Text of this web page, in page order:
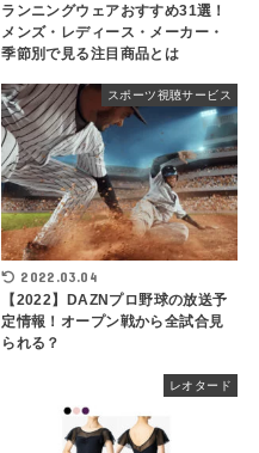
ランニングウェアおすすめ31選！
メンズ・レディース・メーカー・
季節別で見る注目商品とは
スポーツ視聴サービス
2022.03.04
【2022】DAZNプロ野球の放送予
定情報！オープン戦から全試合見
られる？
レオタード